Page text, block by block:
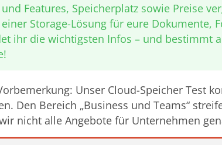
Features, Speicherplatz sowie Preise
Storage-Lösung für eure Dokumente,
ihr die wichtigsten Infos – und bestimmt
Unser Cloud-Speicher Test
Den Bereich „Business und Teams“
nicht alle Angebote für Unternehmen